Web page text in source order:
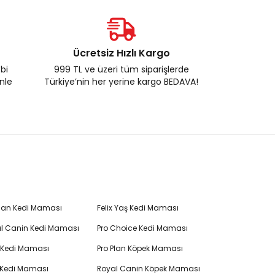
Ücretsiz Hızlı Kargo
999 TL ve üzeri tüm siparişlerde
Türkiye’nin her yerine kargo BEDAVA!
Kedi Maması
Canin Kedi Maması
Maması
Maması
Felix Yaş Kedi Maması
Pro Choice Kedi Maması
Pro Plan Köpek Maması
Royal Canin Köpek Maması